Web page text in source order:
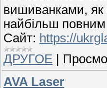
вишиванками, як
найбільш повним
Сайт: https://
ДРУГОЕ |
AVA Laser